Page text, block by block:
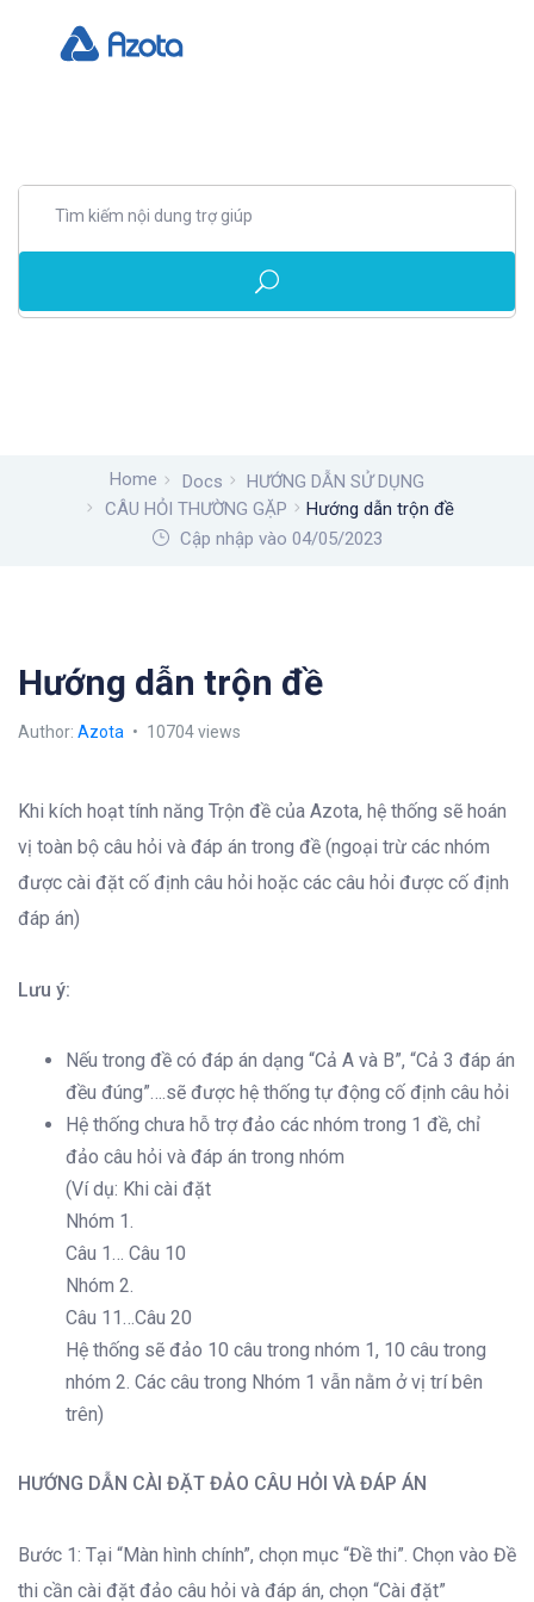
Home Docs
HƯỚNG DẪN SỬ DỤNG
CÂU HỎI THƯỜNG GẶP
Hướng dẫn trộn đề
Cập nhập vào 04/05/2023
Hướng dẫn trộn đề
Author: Azota 10704 views
Khi kích hoạt tính năng Trộn đề của Azota, hệ thống sẽ hoán
vị toàn bộ câu hỏi và đáp án trong đề (ngoại trừ các nhóm
được cài đặt cố định câu hỏi hoặc các câu hỏi được cố định
đáp án)
Lưu ý:
Nếu trong đề có đáp án dạng “Cả A và B”, “Cả 3 đáp án
đều đúng”….sẽ được hệ thống tự động cố định câu hỏi
Hệ thống chưa hỗ trợ đảo các nhóm trong 1 đề, chỉ
đảo câu hỏi và đáp án trong nhóm
(Ví dụ: Khi cài đặt
Nhóm 1.
Câu 1… Câu 10
Nhóm 2.
Câu 11…Câu 20
Hệ thống sẽ đảo 10 câu trong nhóm 1, 10 câu trong
nhóm 2. Các câu trong Nhóm 1 vẫn nằm ở vị trí bên
trên)
HƯỚNG DẪN CÀI ĐẶT ĐẢO CÂU HỎI VÀ ĐÁP ÁN
Bước 1: Tại “Màn hình chính”, chọn mục “Đề thi”. Chọn vào Đề
thi cần cài đặt đảo câu hỏi và đáp án, chọn “Cài đặt”